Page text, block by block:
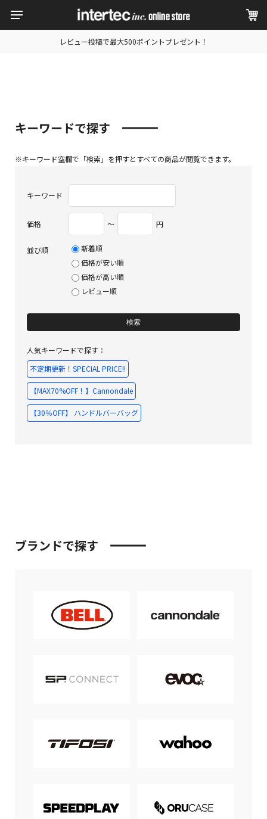
レビュー投稿で最大500ポイントプレゼント！
キーワードで探す
※キーワード空欄で「検索」を押すとすべての商品が閲覧できます。
キーワード
価格 〜 円
並び順
新着順
価格が安い順
価格が高い順
レビュー順
検索
人気キーワードで探す：
不定期更新！SPECIAL PRICE!!
【MAX70%OFF！】Cannondale
【30％OFF】 ハンドルバーバッグ
ブランドで探す